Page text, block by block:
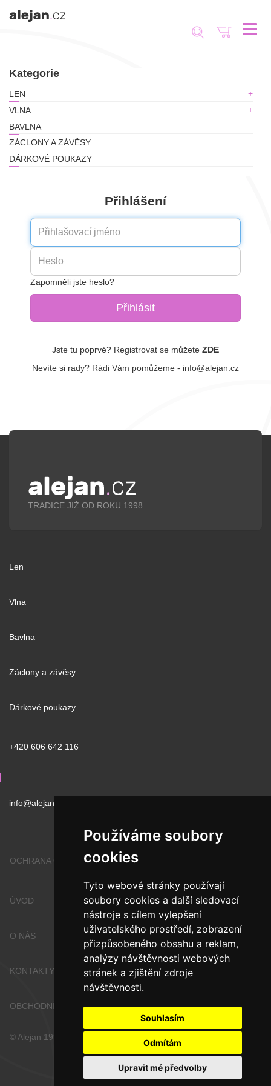
Používáme soubory
cookies
Tyto webové stránky používají
soubory cookies a další sledovací
nástroje s cílem vylepšení
uživatelského prostředí, zobrazení
přizpůsobeného obsahu a reklam,
analýzy návštěvnosti webových
stránek a zjištění zdroje
návštěvnosti.
Souhlasím
Odmítám
Upravit mé předvolby
Toggle
Kategorie
LEN
VLNA
BAVLNA
ZÁCLONY A ZÁVĚSY
DÁRKOVÉ POUKAZY
Přihlášení
Přihlašovací
jméno
Heslo
Zapomněli jste heslo?
Jste tu poprvé? Registrovat se můžete ZDE
Nevíte si rady? Rádi Vám pomůžeme - info@alejan.cz
TRADICE JIŽ OD ROKU 1998
Len
Vlna
Bavlna
Záclony a závěsy
Dárkové poukazy
+420 606 642 116
info@alejan.cz
OCHRANA OSOBNÍCH ÚDAJŮ
ÚVOD
O NÁS
KONTAKTY
OBCHODNÍ PODMÍNKY
© Alejan 1998 - 2026